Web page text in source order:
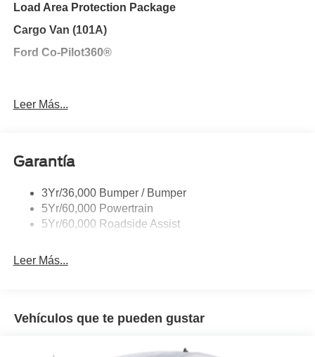
Load Area Protection Package
Cargo Van (101A)
Ford Co-Pilot360®
Leer Más...
Garantía
3Yr/36,000 Bumper / Bumper
5Yr/60,000 Powertrain
5Yr/60,000 Roadside Assist
Leer Más...
Vehículos que te pueden gustar